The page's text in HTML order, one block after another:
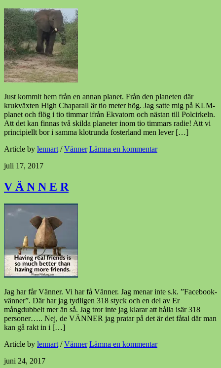
Just kommit hem från en annan planet. Från den planeten där
krukväxten High Chaparall är tio meter hög. Jag satte mig på KLM-
planet och flög i tio timmar ifrån Ekvatorn och nästan till Polcirkeln.
Att det kan finnas två skilda planeter inom tio timmars radie! Att vi
principiellt bor i samma klotrunda fosterland men lever […]
Article by lennart /Vänner Lämna en kommentar
juli 17, 2017
V Ä N N E R
Jag har får Vänner. Vi har få Vänner. Jag menar inte s.k. ”Facebook-
vänner”. Där har jag tydligen 318 styck och en del av Er
mångdubbelt mer än så. Jag tror inte jag klarar att hålla isär 318
personer….. Nej, de VÄNNER jag pratar på det är det fåtal där man
kan gå rakt in i […]
Article by lennart /Vänner Lämna en kommentar
juni 24, 2017